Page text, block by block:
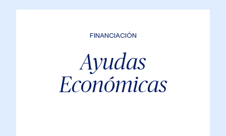
FINANCIACIÓN
Ayudas
Económicas